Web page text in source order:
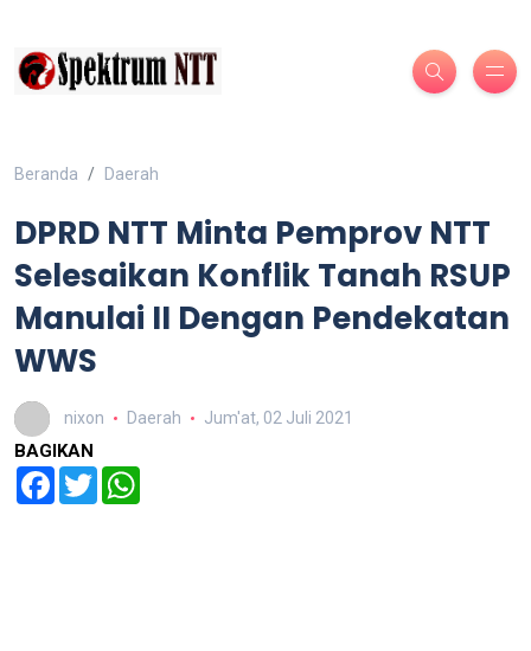
Beranda Daerah
DPRD NTT Minta Pemprov NTT
Selesaikan Konflik Tanah RSUP
Manulai II Dengan Pendekatan
WWS
nixon Daerah Jum'at, 02 Juli 2021
BAGIKAN
Facebook
Twitter